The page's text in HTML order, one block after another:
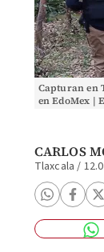
Capturan en
en EdoMex |
CARLOS
Tlaxcala /